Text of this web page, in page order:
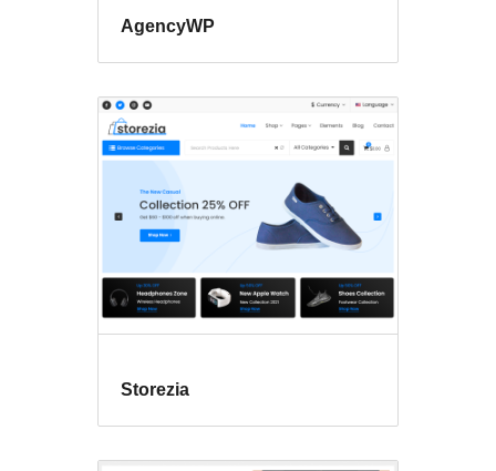
AgencyWP
Storezia